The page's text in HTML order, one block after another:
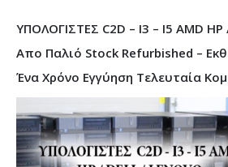
ΥΠΟΛΟΓΙΣΤΕΣ C2D – I3 – I5 AMD HP
Απο Παλιό Stock Refurbished –
Ένα Χρόνο Εγγύηση Τελευταία